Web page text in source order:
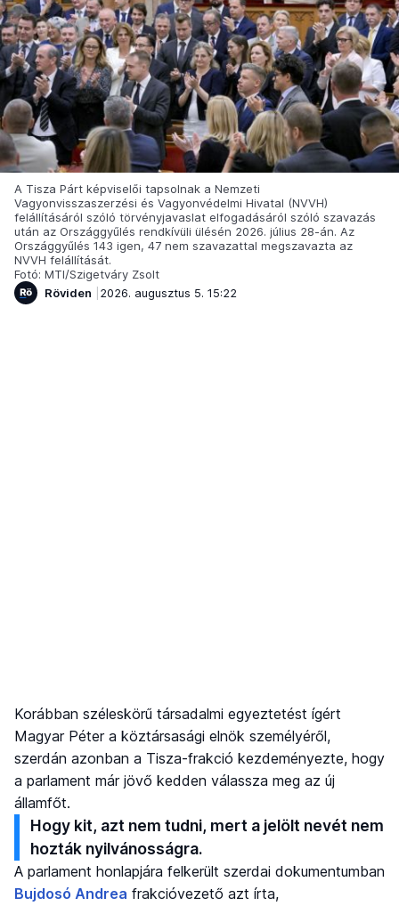
A Tisza Párt képviselői tapsolnak a Nemzeti
Vagyonvisszaszerzési és Vagyonvédelmi Hivatal (NVVH)
felállításáról szóló törvényjavaslat elfogadásáról szóló szavazás
után az Országgyűlés rendkívüli ülésén 2026. július 28-án. Az
Országgyűlés 143 igen, 47 nem szavazattal megszavazta az
NVVH felállítását.
Fotó: MTI/Szigetváry Zsolt
Röviden
2026. augusztus 5. 15:22
Korábban széleskörű társadalmi egyeztetést ígért
Magyar Péter a köztársasági elnök személyéről,
szerdán azonban a Tisza-frakció kezdeményezte, hogy
a parlament már jövő kedden válassza meg az új
államfőt.
Hogy kit, azt nem tudni, mert a jelölt nevét nem
hozták nyilvánosságra.
A parlament honlapjára felkerült szerdai dokumentumban
Bujdosó Andrea frakcióvezető azt írta,